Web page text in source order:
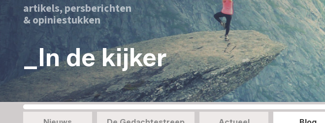
artikels, persberichten
& opiniestukken
_In de kijker